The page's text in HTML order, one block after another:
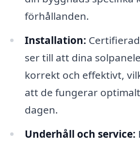
förhållanden.
Installation:
ser till att dina
korrekt och effektivt,
att de fungerar
dagen.
Underhåll och service: